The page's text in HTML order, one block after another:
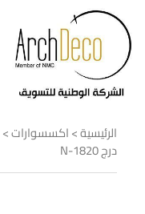
الرئيسية>اكسسوارات>
درج N-1820